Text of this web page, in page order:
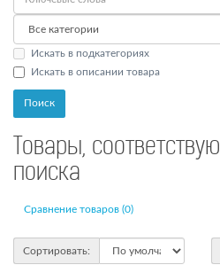
Искать в подкатегориях
Искать в описании товара
Товары,
поиска
Сравнение товаров (0)
Сортировать: